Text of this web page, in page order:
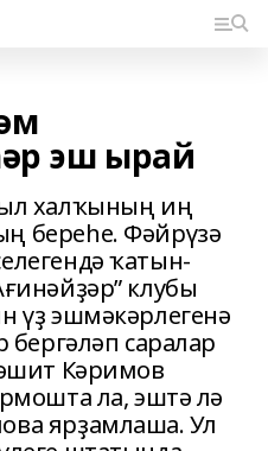
эш ырай
халҡының иң
береһе. Фәйрүзә
ҡатын-
клубы
үҙ эшмәкәрлегенә
бергәләп саралар
Кәримов
ла, эштә лә
ярҙамлаша. Ул